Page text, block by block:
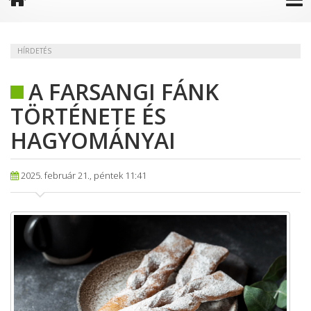
HÍRDETÉS
A FARSANGI FÁNK
TÖRTÉNETE ÉS
HAGYOMÁNYAI
2025. február 21., péntek 11:41